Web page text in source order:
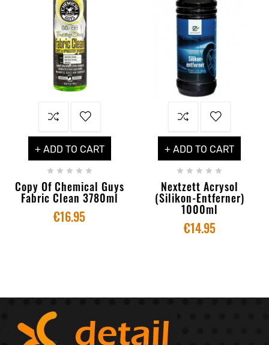
+ ADD TO CART
    
Copy Of Chemical Guys
Fabric Clean 3780ml
€16.95
+ ADD TO CART
    
Nextzett Acrysol
(silikon-Entferner)
1000ml
€14.95